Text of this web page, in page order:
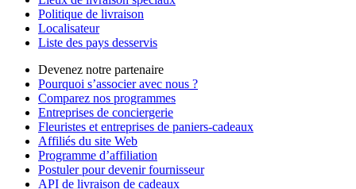
Politique de livraison
Localisateur
Liste des pays desservis
Devenez notre partenaire
Pourquoi s’associer avec nous ?
Comparez nos programmes
Entreprises de conciergerie
Fleuristes et entreprises de paniers-cadeaux
Affiliés du site Web
Programme d’affiliation
Postuler pour devenir fournisseur
API de livraison de cadeaux